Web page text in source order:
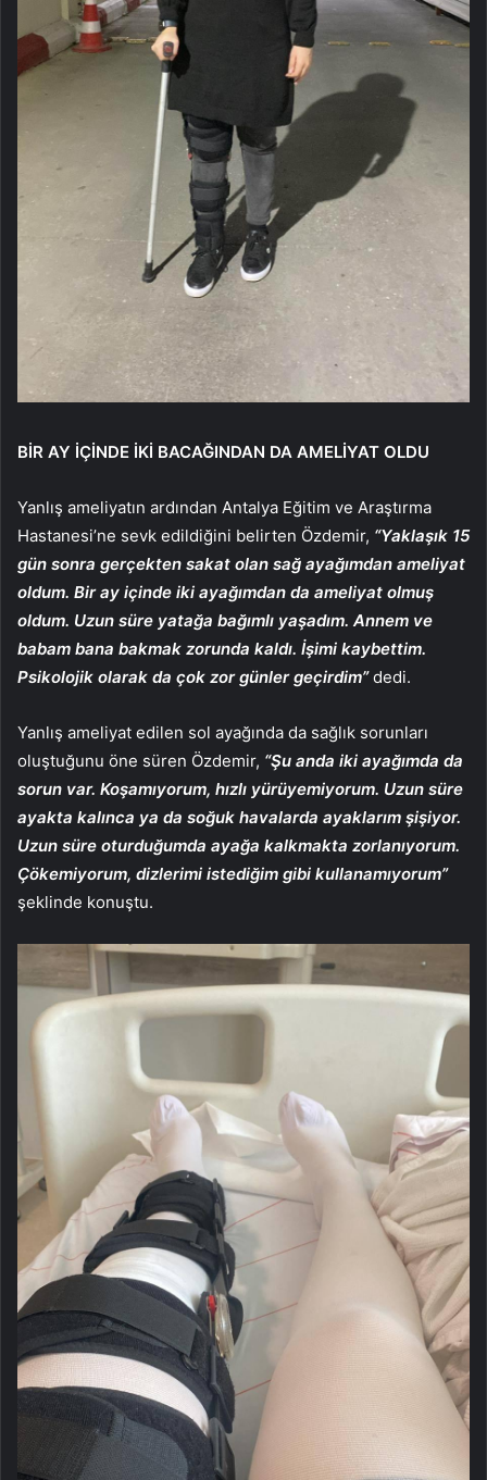
BİR AY İÇİNDE İKİ BACAĞINDAN DA AMELİYAT OLDU
Yanlış ameliyatın ardından Antalya Eğitim ve Araştırma
Hastanesi’ne sevk edildiğini belirten Özdemir, “Yaklaşık 15
gün sonra gerçekten sakat olan sağ ayağımdan ameliyat
oldum. Bir ay içinde iki ayağımdan da ameliyat olmuş
oldum. Uzun süre yatağa bağımlı yaşadım. Annem ve
babam bana bakmak zorunda kaldı. İşimi kaybettim.
Psikolojik olarak da çok zor günler geçirdim”dedi.
Yanlış ameliyat edilen sol ayağında da sağlık sorunları
oluştuğunu öne süren Özdemir, “Şu anda iki ayağımda da
sorun var. Koşamıyorum, hızlı yürüyemiyorum. Uzun süre
ayakta kalınca ya da soğuk havalarda ayaklarım şişiyor.
Uzun süre oturduğumda ayağa kalkmakta zorlanıyorum.
Çökemiyorum, dizlerimi istediğim gibi kullanamıyorum”
şeklinde konuştu.